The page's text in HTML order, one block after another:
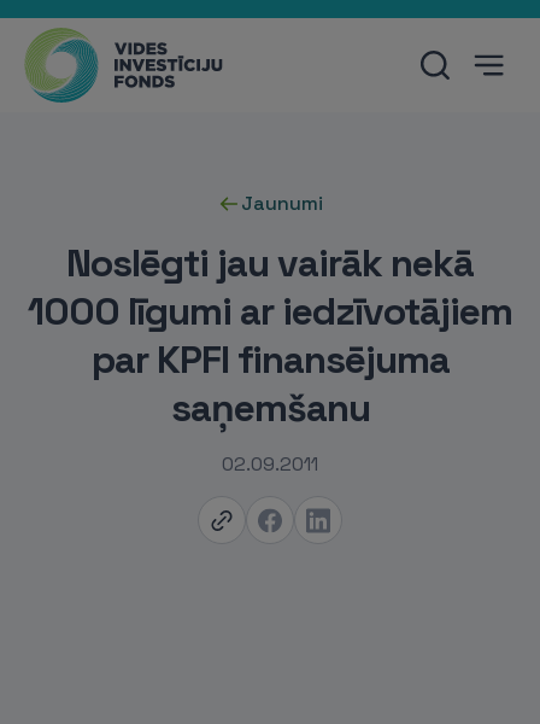
Jaunumi
Noslēgti jau vairāk nekā
1000 līgumi ar iedzīvotājiem
par KPFI finansējuma
saņemšanu
02.09.2011